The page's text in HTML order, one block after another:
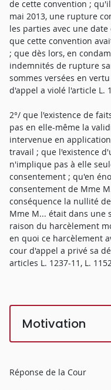
de cette convention ;
mai 2013, une rupture
les parties avec une
que cette convention
; que dès lors, en
indemnités de rupture
sommes versées en
d'appel a violé l'article L.
2°/ que l'existence de
pas en elle-même la
intervenue en
travail ; que l'existence
n'implique pas à elle
consentement ; qu'en
consentement de Mme
conséquence la nullité
Mme M... était dans une
raison du harcèlement
en quoi ce harcèlement
cour d'appel a privé sa
articles L. 1237-11, L.
Motivation
Réponse de la Cour